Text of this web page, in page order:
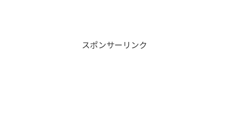
スポンサーリンク